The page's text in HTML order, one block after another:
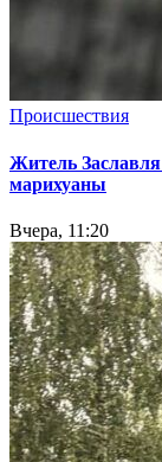
Происшествия
Житель
марихуаны
Вчера, 11:20